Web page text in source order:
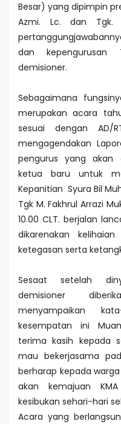
Besar) yang dipimpin
Azmi. Lc. dan Tgk.
dan kepengurusan
demisioner.
Sebagaimana
merupakan acara
sesuai dengan AD/
mengagendakan
pengurus yang
ketua baru untuk
Kepanitian Syura Bil
Tgk M. Fakhrul Arrazi
10.00 CLT. berjalan
dikarenakan
ketegasan serta
Sesaat setelah
demisioner
menyampaikan
kesempatan ini
terima kasih kepada
mau bekerjasama
berharap kepada
akan kemajuan
kesibukan sehari-hari
Acara yang